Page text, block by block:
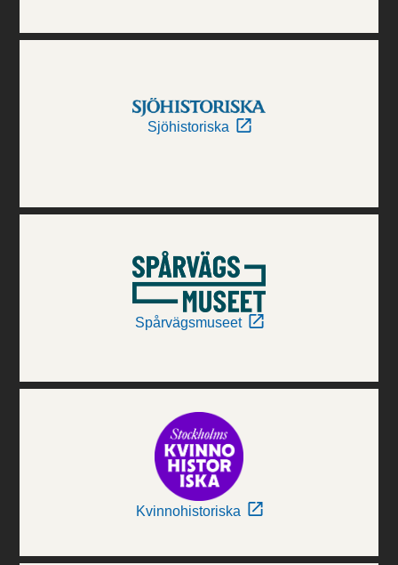
Sjöhistoriska
Spårvägsmuseet
Kvinnohistoriska